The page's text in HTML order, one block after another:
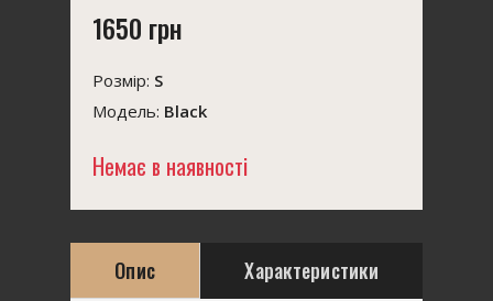
1650 грн
Розмір: S
Модель: Black
Немає в наявності
Опис Характеристики